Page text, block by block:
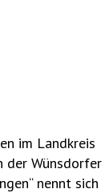
im Landkreis
der Wünsdorfer
nennt sich